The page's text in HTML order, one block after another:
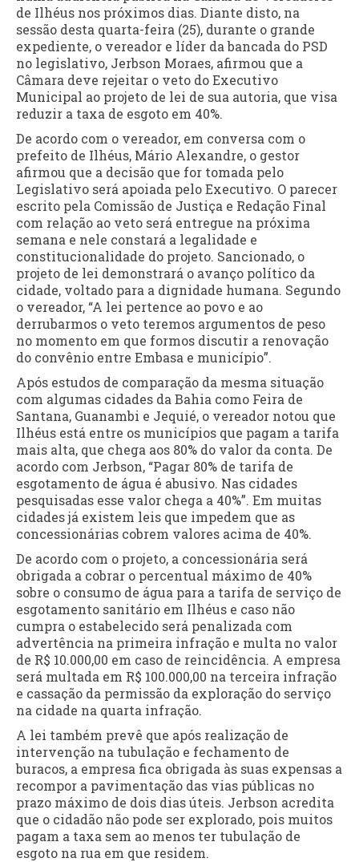
de Ilhéus nos próximos dias. Diante disto, na
sessão desta quarta-feira (25), durante o grande
expediente, o vereador e líder da bancada do PSD
no legislativo, Jerbson Moraes, afirmou que a
Câmara deve rejeitar o veto do Executivo
Municipal ao projeto de lei de sua autoria, que visa
reduzir a taxa de esgoto em 40%.
De acordo com o vereador, em conversa com o
prefeito de Ilhéus, Mário Alexandre, o gestor
afirmou que a decisão que for tomada pelo
Legislativo será apoiada pelo Executivo. O parecer
escrito pela Comissão de Justiça e Redação Final
com relação ao veto será entregue na próxima
semana e nele constará a legalidade e
constitucionalidade do projeto. Sancionado, o
projeto de lei demonstrará o avanço político da
cidade, voltado para a dignidade humana. Segundo
o vereador, “A lei pertence ao povo e ao
derrubarmos o veto teremos argumentos de peso
no momento em que formos discutir a renovação
do convênio entre Embasa e município”.
Após estudos de comparação da mesma situação
com algumas cidades da Bahia como Feira de
Santana, Guanambi e Jequié, o vereador notou que
Ilhéus está entre os municípios que pagam a tarifa
mais alta, que chega aos 80% do valor da conta. De
acordo com Jerbson, “Pagar 80% de tarifa de
esgotamento de água é abusivo. Nas cidades
pesquisadas esse valor chega a 40%”. Em muitas
cidades já existem leis que impedem que as
concessionárias cobrem valores acima de 40%.
De acordo com o projeto, a concessionária será
obrigada a cobrar o percentual máximo de 40%
sobre o consumo de água para a tarifa de serviço de
esgotamento sanitário em Ilhéus e caso não
cumpra o estabelecido será penalizada com
advertência na primeira infração e multa no valor
de R$ 10.000,00 em caso de reincidência. A empresa
será multada em R$ 100.000,00 na terceira infração
e cassação da permissão da exploração do serviço
na cidade na quarta infração.
A lei também prevê que após realização de
intervenção na tubulação e fechamento de
buracos, a empresa fica obrigada às suas expensas a
recompor a pavimentação das vias públicas no
prazo máximo de dois dias úteis. Jerbson acredita
que o cidadão não pode ser explorado, pois muitos
pagam a taxa sem ao menos ter tubulação de
esgoto na rua em que residem.